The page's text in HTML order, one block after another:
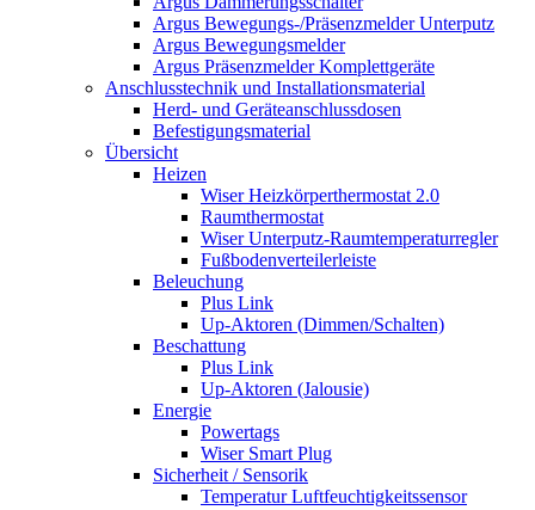
Argus Bewegungs-/Präsenzmelder Unterputz
Argus Bewegungsmelder
Argus Präsenzmelder Komplettgeräte
Anschlusstechnik und Installationsmaterial
Herd- und Geräteanschlussdosen
Befestigungsmaterial
Übersicht
Heizen
Wiser Heizkörperthermostat 2.0
Raumthermostat
Wiser Unterputz-Raumtemperaturregler
Fußbodenverteilerleiste
Beleuchung
Plus Link
Up-Aktoren (Dimmen/Schalten)
Beschattung
Plus Link
Up-Aktoren (Jalousie)
Energie
Powertags
Wiser Smart Plug
Sicherheit / Sensorik
Temperatur Luftfeuchtigkeitssensor